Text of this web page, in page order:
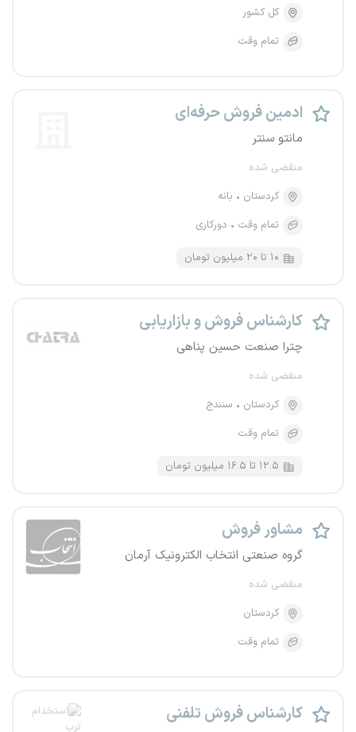
کل کشور
تمام وقت
ادمین فروش حرفه‌ای
مانتو سنتر
منقضی شده
کردستان
بانه
تمام وقت
دورکاری
۱۰ تا ۲۰ میلیون تومان
کارشناس فروش و بازاریابی
چترا صنعت حسین پناهی
منقضی شده
کردستان
سنندج
تمام وقت
۱۲.۵ تا ۱۶.۵ میلیون تومان
مشاور فروش
گروه صنعتی انتخاب الکترونیک آرمان
منقضی شده
کردستان
تمام وقت
کارشناس فروش تلفنی